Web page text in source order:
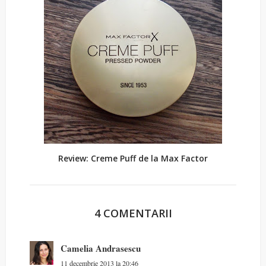
Review: Creme Puff de la Max Factor
4 COMENTARII
Camelia Andrasescu
11 decembrie 2013 la 20:46